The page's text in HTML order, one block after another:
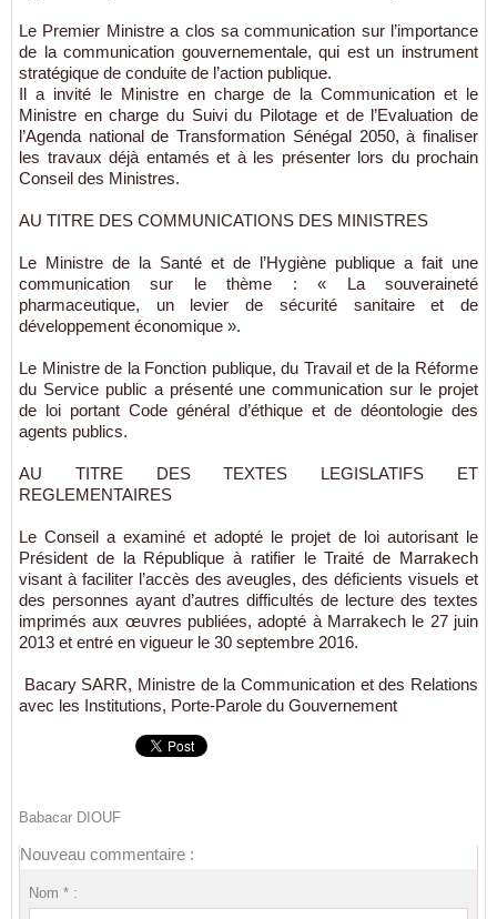
Le Premier Ministre a clos sa communication sur l’importance
de la communication gouvernementale, qui est un instrument
stratégique de conduite de l’action publique.
Il a invité le Ministre en charge de la Communication et le
Ministre en charge du Suivi du Pilotage et de l’Evaluation de
l’Agenda national de Transformation Sénégal 2050, à finaliser
les travaux déjà entamés et à les présenter lors du prochain
Conseil des Ministres.
AU TITRE DES COMMUNICATIONS DES MINISTRES
Le Ministre de la Santé et de l’Hygiène publique a fait une
communication sur le thème : « La souveraineté
pharmaceutique, un levier de sécurité sanitaire et de
développement économique ».
Le Ministre de la Fonction publique, du Travail et de la Réforme
du Service public a présenté une communication sur le projet
de loi portant Code général d’éthique et de déontologie des
agents publics.
AU TITRE DES TEXTES LEGISLATIFS ET
REGLEMENTAIRES
Le Conseil a examiné et adopté le projet de loi autorisant le
Président de la République à ratifier le Traité de Marrakech
visant à faciliter l’accès des aveugles, des déficients visuels et
des personnes ayant d’autres difficultés de lecture des textes
imprimés aux œuvres publiées, adopté à Marrakech le 27 juin
2013 et entré en vigueur le 30 septembre 2016.
Bacary SARR, Ministre de la Communication et des Relations
avec les Institutions, Porte-Parole du Gouvernement
Babacar DIOUF
Nouveau commentaire :
Nom * :